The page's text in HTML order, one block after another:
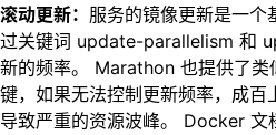
滚动更新： 服务的镜像更新是一
过关键词 update-parallelism 和
新的频率。 Marathon 也提供了类
键，如果无法控制更新频率，成
导致严重的资源波峰。 Docker 文